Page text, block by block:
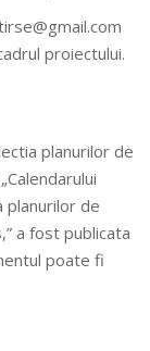
proiectului.
planurilor de
planurilor de
a fost publicata
poate fi